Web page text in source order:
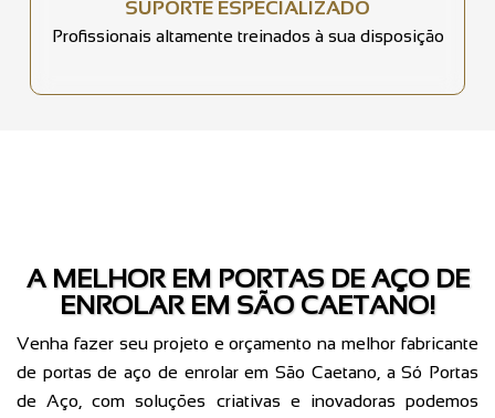
SUPORTE ESPECIALIZADO
Profissionais altamente treinados à sua disposição
A MELHOR EM PORTAS DE AÇO DE
ENROLAR EM SÃO CAETANO!
Venha fazer seu projeto e orçamento na melhor fabricante
de portas de aço de enrolar em São Caetano, a Só Portas
de Aço, com soluções criativas e inovadoras podemos